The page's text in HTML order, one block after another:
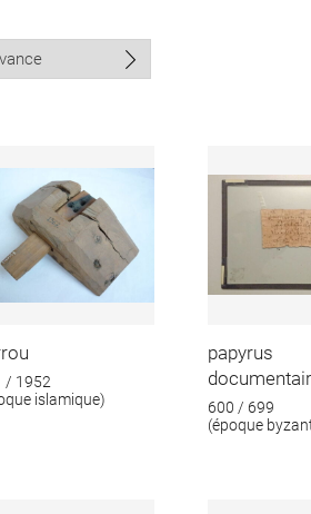
/ 1952
islamique)
papyrus
600 / 699
(époque